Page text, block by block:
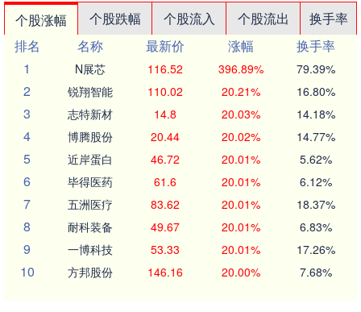
个股涨幅 个股跌幅 个股流入 个股流出
换手率
排名
名称 最新价 涨幅
换手率
1
N展芯 116.52 396.89% 79.39%
2 锐翔智能 110.02 20.21% 16.80%
3 志特新材 14.8 20.03% 14.18%
4 博腾股份 20.44 20.02% 14.77%
5 近岸蛋白 46.72 20.01% 5.62%
6 毕得医药 61.6 20.01% 6.12%
7 五洲医疗 83.62 20.01% 18.37%
8 耐科装备 49.67 20.01% 6.83%
9 一博科技 53.33 20.01% 17.26%
10 方邦股份 146.16 20.00% 7.68%